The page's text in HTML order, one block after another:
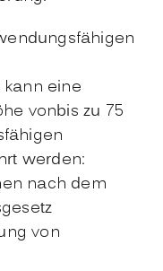
eine
vonbis zu 75
werden:
nach dem
von